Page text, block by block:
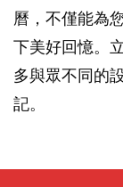
曆，不僅能為
下美好回憶。
多與眾不同的
記。